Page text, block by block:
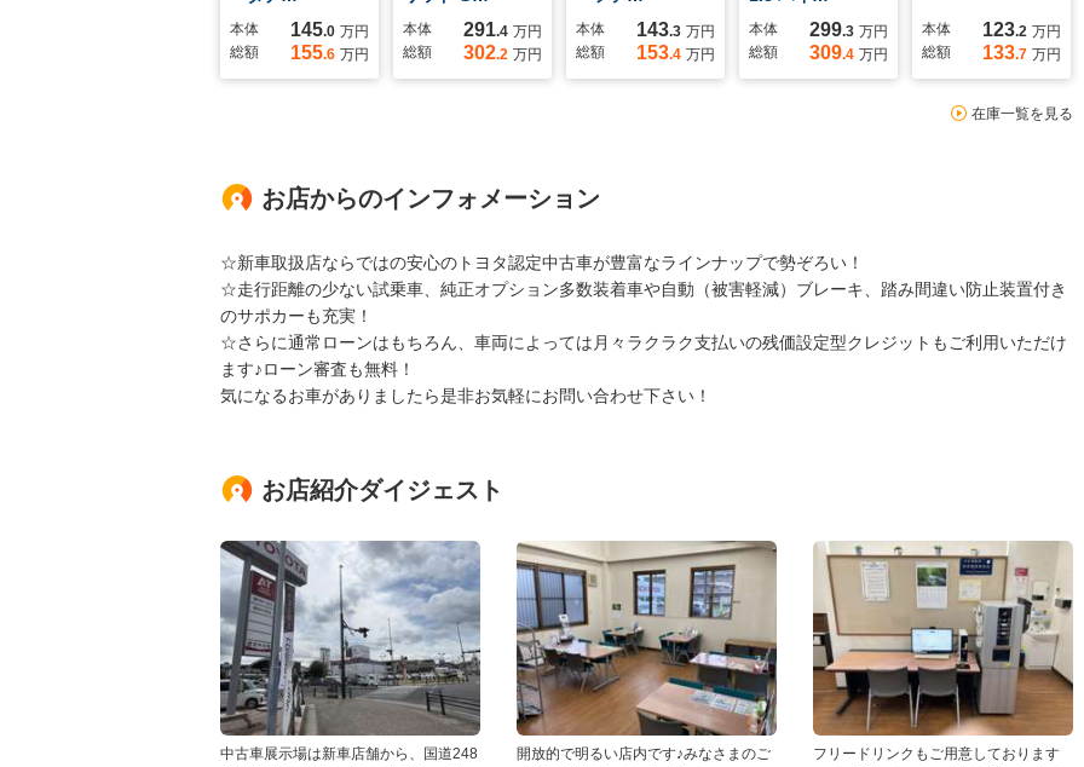
本体 145.0 万円
総額
155.6 万円
本体 291.4 万円
総額
302.2 万円
本体 143.3 万円
総額
153.4 万円
本体 299.3 万円
総額
309.4 万円
本体 123.2 万円
総額
133.7 万円
在庫一覧を見る
お店からのインフォメーション
☆新車取扱店ならではの安心のトヨタ認定中古車が豊富なラインナップで勢ぞろい！
☆走行距離の少ない試乗車、純正オプション多数装着車や自動（被害軽減）ブレーキ、踏み間違い防止装置付き
のサポカーも充実！
☆さらに通常ローンはもちろん、車両によっては月々ラクラク支払いの残価設定型クレジットもご利用いただけ
ます♪ローン審査も無料！
気になるお車がありましたら是非お気軽にお問い合わせ下さい！
お店紹介ダイジェスト
中古車展示場は新車店舗から、国道248
開放的で明るい店内です♪みなさまのご
フリードリンクもご用意しております